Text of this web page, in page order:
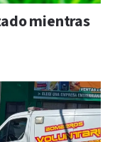
mientras